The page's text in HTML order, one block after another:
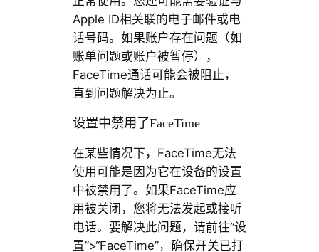
Apple ID相关联的电子邮件或电
话号码。如果账户存在问题（如
账单问题或账户被暂停），
FaceTime通话可能会被阻止，
直到问题解决为止。
设置中禁用了FaceTime
在某些情况下，FaceTime无法
使用可能是因为它在设备的设置
中被禁用了。如果FaceTime应
用被关闭，您将无法发起或接听
电话。要解决此问题，请前往“设
置”>“FaceTime”，确保开关已打